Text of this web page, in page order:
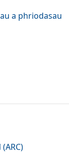
a phriodasau